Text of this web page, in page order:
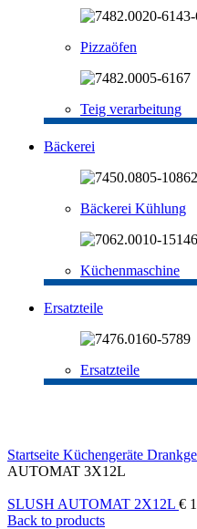
Pizzaöfen
Teig verarbeitung
Bäckerei
Bäckerei Kühlung
Küchenmaschine
Ersatzteile
Ersatzteile
Startseite Küchengeräte
AUTOMAT 3X12L
SLUSH AUTOMAT 2X12L €
Back to products